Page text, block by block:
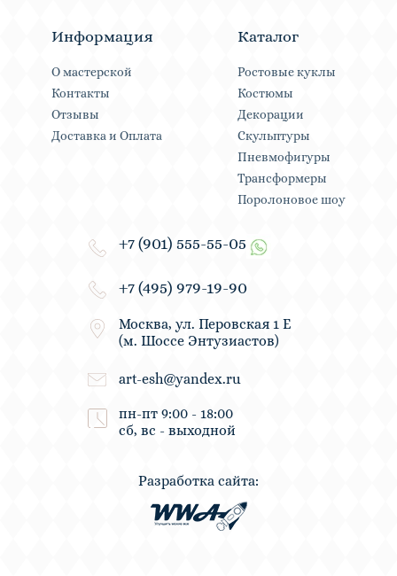
Информация
О мастерской
Контакты
Отзывы
Доставка и Оплата
Каталог
Ростовые куклы
Костюмы
Декорации
Скульптуры
Пневмофигуры
Трансформеры
Поролоновое шоу
+7 (901) 555-55-05
+7 (495) 979-19-90
Москва, ул. Перовская 1 Е
(м. Шоссе Энтузиастов)
art-esh@yandex.ru
пн-пт 9:00 - 18:00
сб, вс - выходной
Разработка сайта: